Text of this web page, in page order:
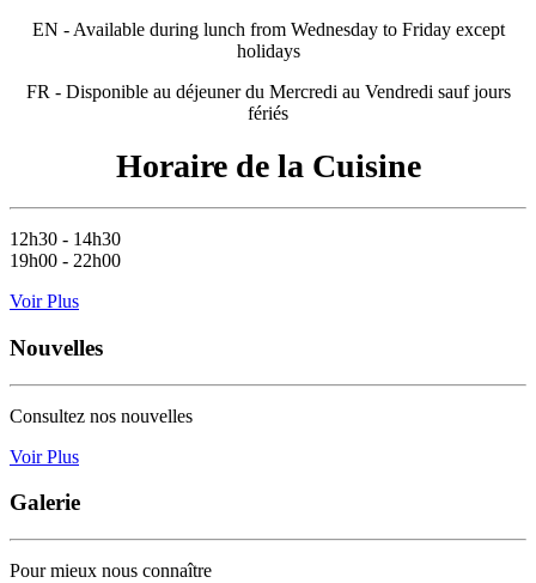
EN - Available during lunch from Wednesday to Friday except
holidays
FR - Disponible au déjeuner du Mercredi au Vendredi sauf jours
fériés
Horaire de la Cuisine
12h30 - 14h30
19h00 - 22h00
Voir Plus
Nouvelles
Consultez nos nouvelles
Voir Plus
Galerie
Pour mieux nous connaître